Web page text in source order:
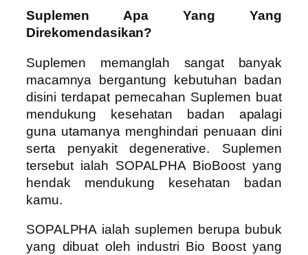
Suplemen Apa Yang Yang
Direkomendasikan?
Suplemen memanglah sangat banyak
macamnya bergantung kebutuhan badan
disini terdapat pemecahan Suplemen buat
mendukung kesehatan badan apalagi
guna utamanya menghindari penuaan dini
serta penyakit degenerative. Suplemen
tersebut ialah SOPALPHA BioBoost yang
hendak mendukung kesehatan badan
kamu.
SOPALPHA ialah suplemen berupa bubuk
yang dibuat oleh industri Bio Boost yang